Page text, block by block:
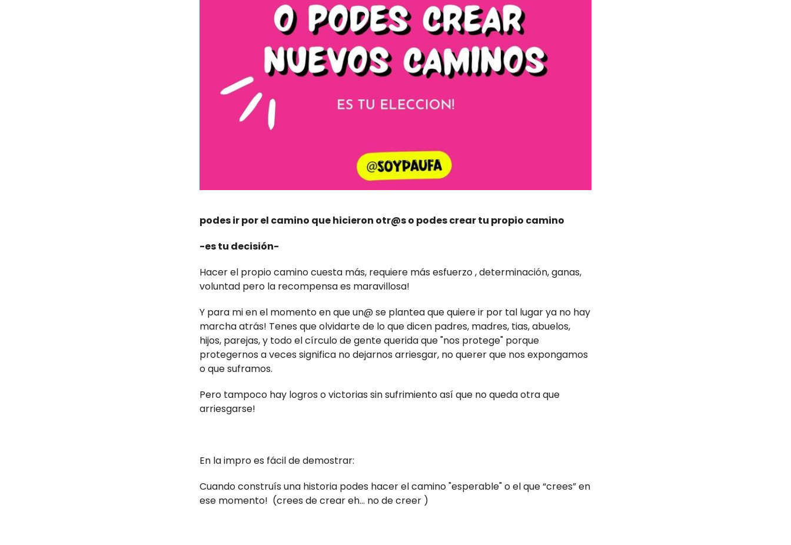
podes ir por el camino que hicieron otr@s o podes crear tu propio camino
-es tu decisión-
Hacer el propio camino cuesta más, requiere más esfuerzo , determinación, ganas,
voluntad pero la recompensa es maravillosa!
Y para mi en el momento en que un@ se plantea que quiere ir por tal lugar ya no hay
marcha atrás! Tenes que olvidarte de lo que dicen padres, madres, tias, abuelos,
hijos, parejas, y todo el círculo de gente querida que "nos protege" porque
protegernos a veces significa no dejarnos arriesgar, no querer que nos expongamos
o que suframos.
Pero tampoco hay logros o victorias sin sufrimiento así que no queda otra que
arriesgarse!
En la impro es fácil de demostrar:
Cuando construís una historia podes hacer el camino "esperable" o el que “crees” en
ese momento! (crees de crear eh… no de creer )